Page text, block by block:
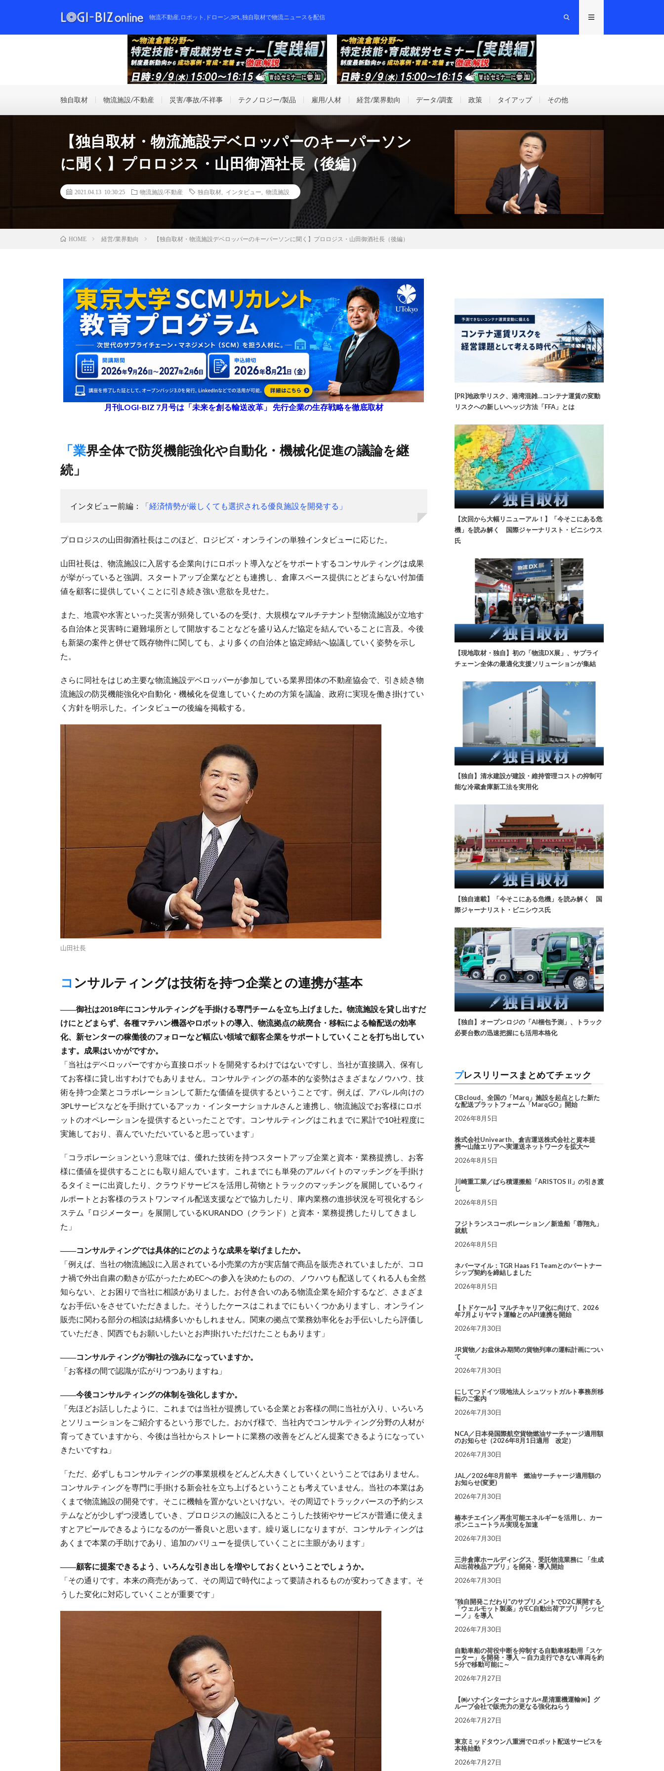
物流不動産,ロボット,ドローン,3PL,独自取材で物流ニュースを配信
独自取材 物流施設/不動産 災害/事故/不祥事 テクノロジー/製品 雇用/人材 経営/業界動向 データ/調査 政策 タイアップ その他
【独自取材・物流施設デベロッパーのキーパーソン
に聞く】プロロジス・山田御酒社長（後編）
2021.04.13 10:30:25 物流施設/不動産 独自取材 インタビュー 物流施設
HOME 経営/業界動向 【独自取材・物流施設デベロッパーのキーパーソンに聞く】プロロジス・山田御酒社長（後編）
月刊LOGI-BIZ 7月号は「未来を創る輸送改革」 先行企業の生存戦略を徹底取材
「業界全体で防災機能強化や自動化・機械化促進の議論を継
続」
インタビュー前編： 「経済情勢が厳しくても選択される優良施設を開発する」
プロロジスの山田御酒社長はこのほど、ロジビズ・オンラインの単独インタビューに応じた。
山田社長は、物流施設に入居する企業向けにロボット導入などをサポートするコンサルティングは成果
が挙がっていると強調。スタートアップ企業などとも連携し、倉庫スペース提供にとどまらない付加価
値を顧客に提供していくことに引き続き強い意欲を見せた。
また、地震や水害といった災害が頻発しているのを受け、大規模なマルチテナント型物流施設が立地す
る自治体と災害時に避難場所として開放することなどを盛り込んだ協定を結んでいることに言及。今後
も新築の案件と併せて既存物件に関しても、より多くの自治体と協定締結へ協議していく姿勢を示し
た。
さらに同社をはじめ主要な物流施設デベロッパーが参加している業界団体の不動産協会で、引き続き物
流施設の防災機能強化や自動化・機械化を促進していくための方策を議論、政府に実現を働き掛けてい
く方針を明示した。インタビューの後編を掲載する。
山田社長
コンサルティングは技術を持つ企業との連携が基本
――御社は2018年にコンサルティングを手掛ける専門チームを立ち上げました。物流施設を貸し出すだ
けにとどまらず、各種マテハン機器やロボットの導入、物流拠点の統廃合・移転による輸配送の効率
化、新センターの稼働後のフォローなど幅広い領域で顧客企業をサポートしていくことを打ち出してい
ます。成果はいかがですか。
「当社はデベロッパーですから直接ロボットを開発するわけではないですし、当社が直接購入、保有し
てお客様に貸し出すわけでもありません。コンサルティングの基本的な姿勢はさまざまなノウハウ、技
術を持つ企業とコラボレーションして新たな価値を提供するということです。例えば、アパレル向けの
3PLサービスなどを手掛けているアッカ・インターナショナルさんと連携し、物流施設でお客様にロボ
ットのオペレーションを提供するといったことです。コンサルティングはこれまでに累計で10社程度に
実施しており、喜んでいただいていると思っています」
「コラボレーションという意味では、優れた技術を持つスタートアップ企業と資本・業務提携し、お客
様に価値を提供することにも取り組んでいます。これまでにも単発のアルバイトのマッチングを手掛け
るタイミーに出資したり、クラウドサービスを活用し荷物とトラックのマッチングを展開しているウィ
ルポートとお客様のラストワンマイル配送支援などで協力したり、庫内業務の進捗状況を可視化するシ
ステム『ロジメーター』を展開しているKURANDO（クランド）と資本・業務提携したりしてきまし
た」
――コンサルティングでは具体的にどのような成果を挙げましたか。
「例えば、当社の物流施設に入居されている小売業の方が実店舗で商品を販売されていましたが、コロ
ナ禍で外出自粛の動きが広がったためECへの参入を決めたものの、ノウハウも配送してくれる人も全然
知らない、とお困りで当社に相談がありました。お付き合いのある物流企業を紹介するなど、さまざま
なお手伝いをさせていただきました。そうしたケースはこれまでにもいくつかありますし、オンライン
販売に関わる部分の相談は結構多いかもしれません。関東の拠点で業務効率化をお手伝いしたら評価し
ていただき、関西でもお願いしたいとお声掛けいただけたこともあります」
――コンサルティングが御社の強みになっていますか。
「お客様の間で認識が広がりつつありますね」
――今後コンサルティングの体制を強化しますか。
「先ほどお話ししたように、これまでは当社が提携している企業とお客様の間に当社が入り、いろいろ
とソリューションをご紹介するという形でした。おかげ様で、当社内でコンサルティング分野の人材が
育ってきていますから、今後は当社からストレートに業務の改善をどんどん提案できるようになってい
きたいですね」
「ただ、必ずしもコンサルティングの事業規模をどんどん大きくしていくということではありません。
コンサルティングを専門に手掛ける新会社を立ち上げるということも考えていません。当社の本業はあ
くまで物流施設の開発です。そこに機軸を置かないといけない。その周辺でトラックバースの予約シス
テムなどが少しずつ浸透していき、プロロジスの施設に入るとこうした技術やサービスが普通に使えま
すとアピールできるようになるのが一番良いと思います。繰り返しになりますが、コンサルティングは
あくまで本業の手助けであり、追加のバリューを提供していくことに主眼があります」
――顧客に提案できるよう、いろんな引き出しを増やしておくということでしょうか。
「その通りです。本来の商売があって、その周辺で時代によって要請されるものが変わってきます。そ
うした変化に対応していくことが重要です」
[PR]地政学リスク、港湾混雑…コンテナ運賃の変動
リスクへの新しいヘッジ方法「FFA」とは
【次回から大幅リニューアル！】「今そこにある危
機」を読み解く 国際ジャーナリスト・ビニシウス
氏
【現地取材・独自】初の「物流DX展」、サプライ
チェーン全体の最適化支援ソリューションが集結
【独自】清水建設が建設・維持管理コストの抑制可
能な冷蔵倉庫新工法を実用化
【独自連載】「今そこにある危機」を読み解く 国
際ジャーナリスト・ビニシウス氏
【独自】オープンロジの「AI梱包予測」、トラック
必要台数の迅速把握にも活用本格化
プレスリリースまとめてチェック
CBcloud、全国の「Marq」施設を起点とした新た
な配送プラットフォーム「MarqGO」開始
2026年8月5日
株式会社Univearth、倉吉運送株式会社と資本提
携〜山陰エリアへ実運送ネットワークを拡大〜
2026年8月5日
川崎重工業／ばら積運搬船「ARISTOS II」の引き渡
し
2026年8月5日
フジトランスコーポレーション／新造船「蓉翔丸」
就航
2026年8月5日
ネバーマイル：TGR Haas F1 Teamとのパートナー
シップ契約を締結しました
2026年8月5日
【トドケール】マルチキャリア化に向けて、2026
年7月よりヤマト運輸とのAPI連携を開始
2026年7月30日
JR貨物／お盆休み期間の貨物列車の運転計画につい
て
2026年7月30日
にしてつドイツ現地法人 シュツットガルト事務所移
転のご案内
2026年7月30日
NCA／日本発国際航空貨物燃油サーチャージ適用額
のお知らせ（2026年8月1日適用 改定）
2026年7月30日
JAL／2026年8月前半 燃油サーチャージ適用額の
お知らせ(変更)
2026年7月30日
椿本チエイン／再生可能エネルギーを活用し、カー
ボンニュートラル実現を加速
2026年7月30日
三井倉庫ホールディングス、受託物流業務に 「生成
AI出荷検品アプリ」を開発・導入開始
2026年7月30日
“独自開発こだわり”のサプリメントでD2C展開する
「ウェルモット製薬」がEC自動出荷アプリ「シッピ
ーノ」を導入
2026年7月30日
自動車船の荷役中断を抑制する自動車移動用「スケ
ーター」を開発・導入 ～自力走行できない車両を約
5分で移動可能に～
2026年7月27日
【㈱ハナインターナショナル×星清重機運輸㈱】グ
ループ会社で販売力の更なる強化ねらう
2026年7月27日
東京ミッドタウン八重洲でロボット配送サービスを
本格始動
2026年7月27日